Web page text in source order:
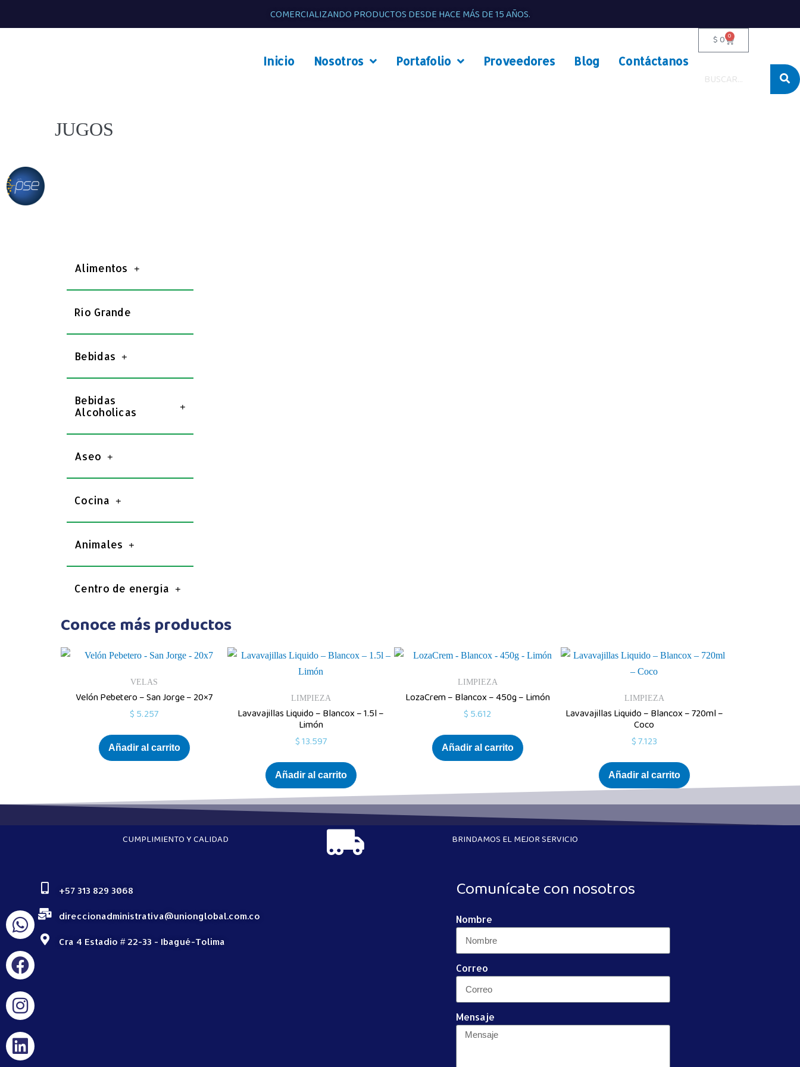
COMERCIALIZANDO PRODUCTOS DESDE HACE MÁS DE 15 AÑOS.
Inicio Nosotros Portafolio Proveedores Blog Contáctanos
$0 0
JUGOS
Alimentos
Río Grande
Bebidas
Bebidas
Alcoholicas
Aseo
Cocina
Animales
Centro de energía
Conoce más productos
VELAS
Velón Pebetero – San Jorge – 20×7
$ 5.257
Añadir al carrito
LIMPIEZA
Lavavajillas Liquido – Blancox – 1.5l –
Limón
$13.597
Añadir al carrito
LIMPIEZA
LozaCrem – Blancox – 450g – Limón
$ 5.612
Añadir al carrito
LIMPIEZA
Lavavajillas Liquido – Blancox – 720ml –
Coco
$7.123
Añadir al carrito
CUMPLIMIENTO Y CALIDAD BRINDAMOS EL MEJOR SERVICIO
+57 313 829 3068
direccionadministrativa@unionglobal.com.co
Cra 4 Estadio # 22-33 - Ibagué-Tolima
Comunícate con nosotros
Nombre
Correo
Mensaje